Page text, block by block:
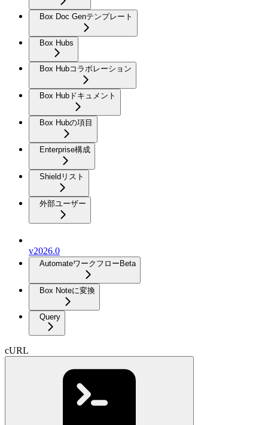
Box Doc Genテンプレート
Box Hubs
Box Hubコラボレーション
Box Hubドキュメント
Box Hubの項目
Enterprise構成
Shieldリスト
外部ユーザー
v2026.0
Automateワークフロー Beta
Box Noteに変換
Query
cURL